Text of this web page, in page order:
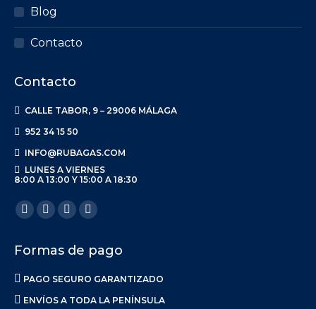
Blog
Contacto
Contacto
CALLE TABOR, 9 – 29006 MÁLAGA
952 34 15 50
INFO@RUBAGAS.COM
LUNES A VIERNES
8:00 A 13:00 Y 15:00 A 18:30
Encuéntranos en:
Facebook
opens
X
opens
Linkedin
opens
Instagram
opens
Formas de pago
PAGO SEGURO GARANTIZADO
ENVÍOS A TODA LA PENÍNSULA